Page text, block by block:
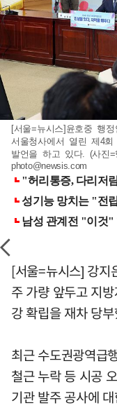
[서울=뉴시스]윤호중 행
서울청사에서 열린 제4
발언을 하고 있다. (사진
photo@newsis.com
[서울=뉴시스] 강
주 가량 앞두고 지
강 확립을 재차 당
최근 수도권광역급
철근 누락 등 시공
기관 발주 공사에